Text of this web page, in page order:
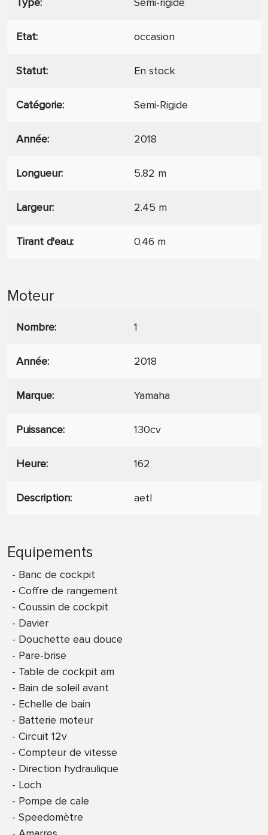
Etat occasion
Statut En stock
Catégorie Semi-Rigide
Année 2018
Longueur 5.82 m
Largeur 2.45 m
Tirant d'eau 0.46 m
Moteur
Nombre 1
Année 2018
Marque Yamaha
Puissance 130cv
Heure 162
Description aetl
Equipements
Banc de cockpit
Coffre de rangement
Coussin de cockpit
Davier
Douchette eau douce
Pare-brise
Table de cockpit am
Bain de soleil avant
Echelle de bain
Batterie moteur
Circuit 12v
Compteur de vitesse
Direction hydraulique
Loch
Pompe de cale
Speedomètre